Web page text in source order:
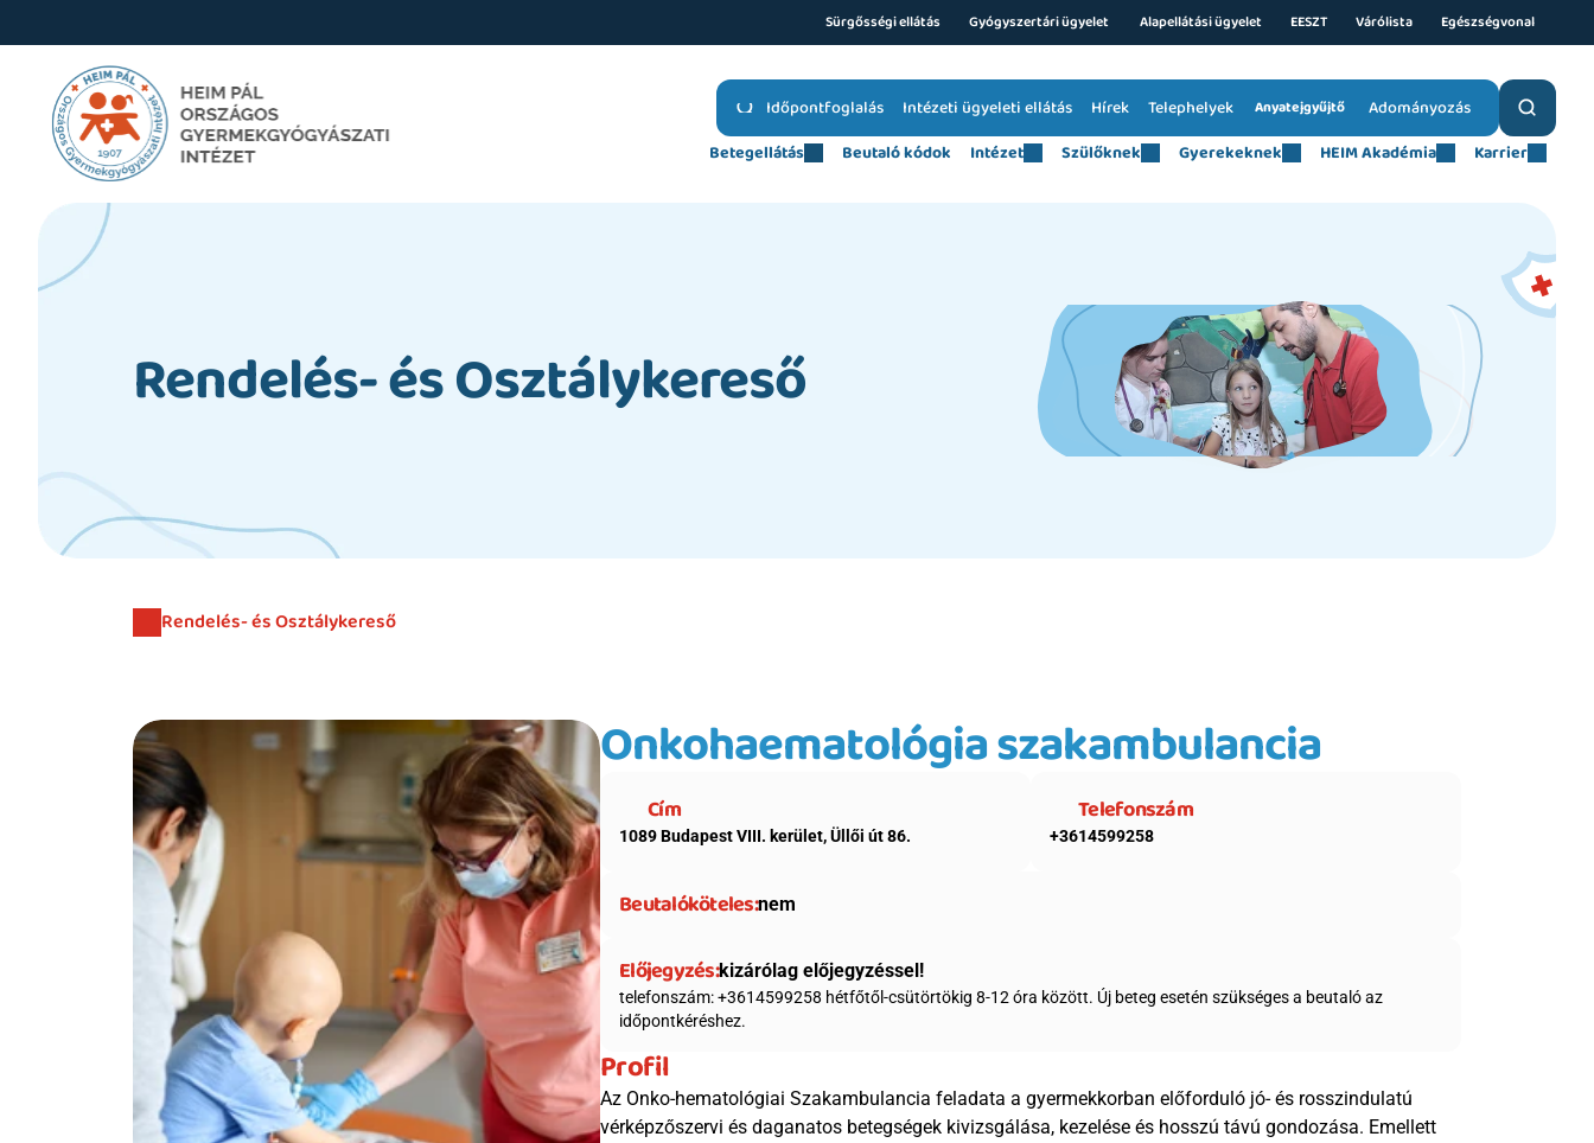
Sürgősségi ellátás Gyógyszertári ügyelet Alapellátási ügyelet EESZT Várólista Egészségvonal
Időpontfoglalás Intézeti ügyeleti ellátás Telephelyek Anyatejgyűjtő Adományozás
Hírek
Betegellátás
Beutaló kódok Intézet Szülőknek Gyerekeknek HEIM Akadémia Karrier
Rendelés- és Osztálykereső
Rendelés- és Osztálykereső
Onkohaematológia szakambulancia
Cím
1089 Budapest VIII. kerület, Üllői út 86.
Telefonszám
+3614599258
Beutalóköteles:nem
Előjegyzés:kizárólag előjegyzéssel!
telefonszám: +3614599258 hétfőtől-csütörtökig 8-12 óra között. Új beteg esetén szükséges a beutaló az
időpontkéréshez.
Profil
Az Onko-hematológiai Szakambulancia feladata a gyermekkorban előforduló jó- és rosszindulatú
vérképzőszervi és daganatos betegségek kivizsgálása, kezelése és hosszú távú gondozása. Emellett